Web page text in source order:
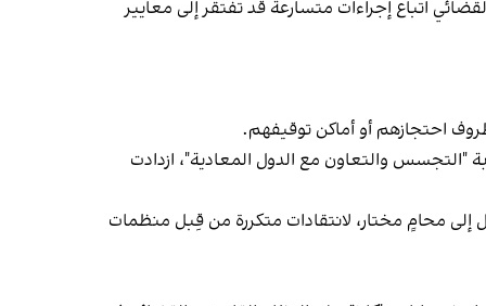
اتباع إجراءات متسارعة قد تفتقر إلى معايير
"التجسس والتعاون مع الدول المعادية"، ازدادت
إلى محامٍ مختار، لانتقادات متكررة من قِبل منظمات